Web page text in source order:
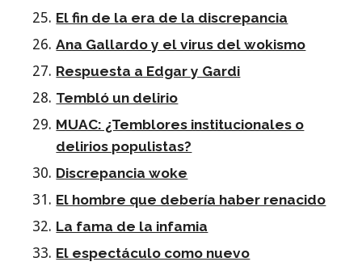
El fin de la era de la discrepancia
Ana Gallardo y el virus del wokismo
Respuesta a Edgar y Gardi
Tembló un delirio
MUAC: ¿Temblores institucionales o
delirios populistas?
Discrepancia woke
El hombre que debería haber renacido
La fama de la infamia
El espectáculo como nuevo